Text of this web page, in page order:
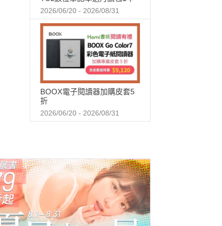
2026/06/20 - 2026/08/31
BOOX電子閱讀器加購皮套5
折
2026/06/20 - 2026/08/31